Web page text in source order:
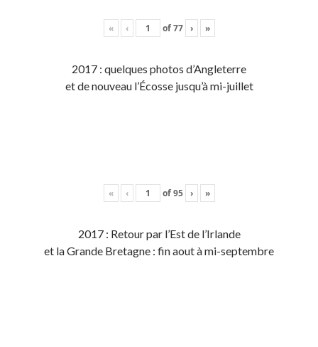
« ‹ of77 › »
2017 : quelques photos d’Angleterre
et de nouveau l’Écosse jusqu’à mi-juillet
« ‹ of95 › »
2017 : Retour par l’Est de l’Irlande
et la Grande Bretagne : fin aout à mi-septembre